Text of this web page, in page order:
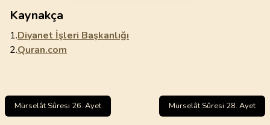
Kaynakça
1.Diyanet İşleri Başkanlığı
2.Quran.com
Mürselât Sûresi 26. Ayet Mürselât Sûresi 28. Ayet